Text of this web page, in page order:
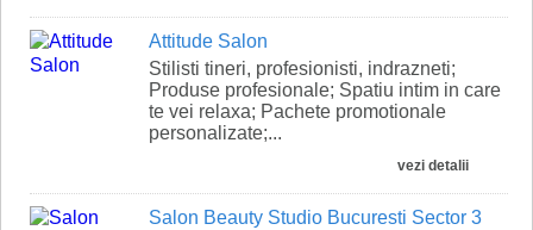
Attitude Salon
Stilisti tineri, profesionisti, indrazneti;
Produse profesionale; Spatiu intim in care
te vei relaxa; Pachete promotionale
personalizate;...
vezi detalii
Salon Beauty Studio Bucuresti Sector 3